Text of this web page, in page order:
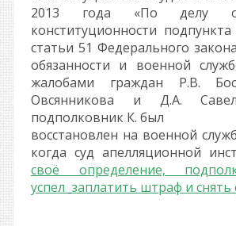
2013 года «По делу о
конституционности
статьи 51 Федерального
обязанности и военной
жалобами граждан Р.В.
Овсянникова и Д.А.
подполковник К. был
восстановлен на военной
когда суд апелляционной
своё определение,
успел заплатить штраф и снять